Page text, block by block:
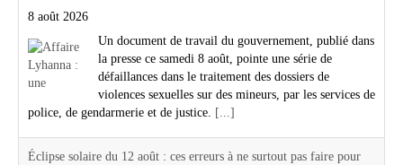
8 août 2026
Un document de travail du gouvernement, publié dans
la presse ce samedi 8 août, pointe une série de
défaillances dans le traitement des dossiers de
violences sexuelles sur des mineurs, par les services de
police, de gendarmerie et de justice. [...]
Éclipse solaire du 12 août : ces erreurs à ne surtout pas faire pour